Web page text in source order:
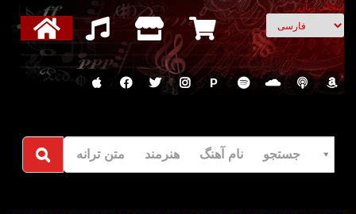
انتخاب زبان
P
جستجو نام آهنگ هنرمند متن ترانه